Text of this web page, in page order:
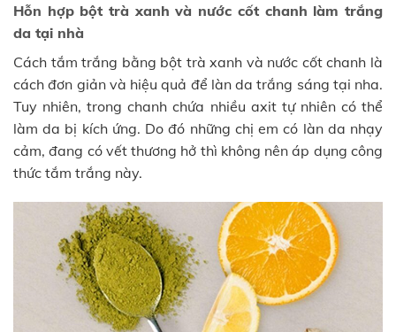
Hỗn hợp bột trà xanh và nước cốt chanh làm trắng
da tại nhà
Cách tắm trắng bằng bột trà xanh và nước cốt chanh là
cách đơn giản và hiệu quả để làn da trắng sáng tại nha.
Tuy nhiên, trong chanh chứa nhiều axit tự nhiên có thể
làm da bị kích ứng. Do đó những chị em có làn da nhạy
cảm, đang có vết thương hở thì không nên áp dụng công
thức tắm trắng này.